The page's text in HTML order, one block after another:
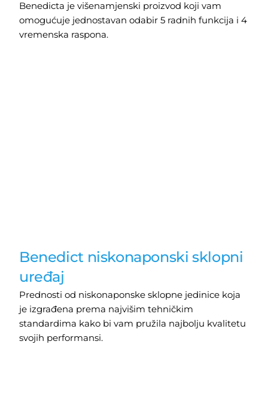
Benedicta je višenamjenski proizvod koji vam
omogućuje jednostavan odabir 5 radnih funkcija i 4
vremenska raspona.
Benedict niskonaponski sklopni
uređaj
Prednosti od niskonaponske sklopne jedinice koja
je izgrađena prema najvišim tehničkim
standardima kako bi vam pružila najbolju kvalitetu
svojih performansi.